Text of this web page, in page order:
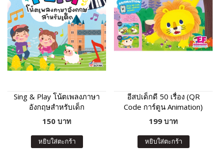
Sing & Play โน้ตเพลงภาษา
อังกฤษสำหรับเด็ก
150 บาท
หยิบใส่ตะกร้า
อีสปเด็กดี 50 เรื่อง (QR
Code การ์ตูน Animation)
199 บาท
หยิบใส่ตะกร้า